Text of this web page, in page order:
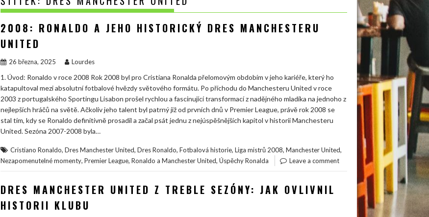
2008: RONALDO A JEHO HISTORICKÝ DRES MANCHESTERU
UNITED
26 března, 2025 Lourdes
1. Úvod: Ronaldo v roce 2008 Rok 2008 byl pro Cristiana Ronalda přelomovým obdobím v jeho kariéře, který ho
katapultoval mezi absolutní fotbalové hvězdy světového formátu. Po příchodu do Manchesteru United v roce
2003 z portugalského Sportingu Lisabon prošel rychlou a fascinující transformací z nadějného mladíka na jednoho z
nejlepších hráčů na světě. Ačkoliv jeho talent byl patrný již od prvních dnů v Premier League, právě rok 2008 se
stal tím, kdy se Ronaldo definitivně prosadil a začal psát jednu z nejúspěšnějších kapitol v historii Manchesteru
United. Sezóna 2007-2008 byla…
Cristiano Ronaldo, Dres Manchester United, Dres Ronaldo, Fotbalová historie, Liga mistrů 2008, Manchester United,
Nezapomenutelné momenty, Premier League, Ronaldo a Manchester United, Úspěchy Ronalda Leave a comment
DRES MANCHESTER UNITED Z TREBLE SEZÓNY: JAK OVLIVNIL
HISTORII KLUBU